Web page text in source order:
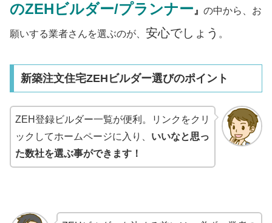
のZEHビルダー/プランナー 』 の中から、お
願いする業者さんを選ぶのが、 安心でしょう 。
新築注文住宅ZEHビルダー選びのポイント
ZEH登録ビルダー一覧が便利。リンクをクリ
ックしてホームページに入り、 いいなと思っ
た数社を選ぶ事ができます！